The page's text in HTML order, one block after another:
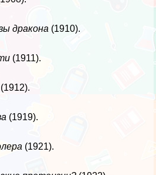
дpaкона (1910).
(1911).
(1912).
(1919).
(1921).